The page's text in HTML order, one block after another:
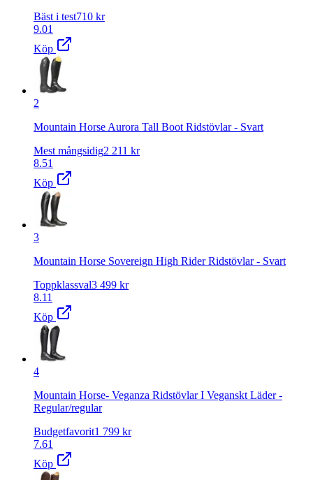
Bäst i test710 kr
9.01
Köp
2
Mountain Horse Aurora Tall Boot Ridstövlar - Svart
Mest mångsidig2 211 kr
8.51
Köp
3
Mountain Horse Sovereign High Rider Ridstövlar - Svart
Toppklassval3 499 kr
8.11
Köp
4
Mountain Horse- Veganza Ridstövlar I Veganskt Läder -
Regular/regular
Budgetfavorit1 799 kr
7.61
Köp